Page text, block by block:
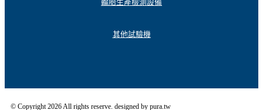
輪胎生產檢測設備
其他試驗機
© Copyright 2026 All rights reserve. designed by pura.tw